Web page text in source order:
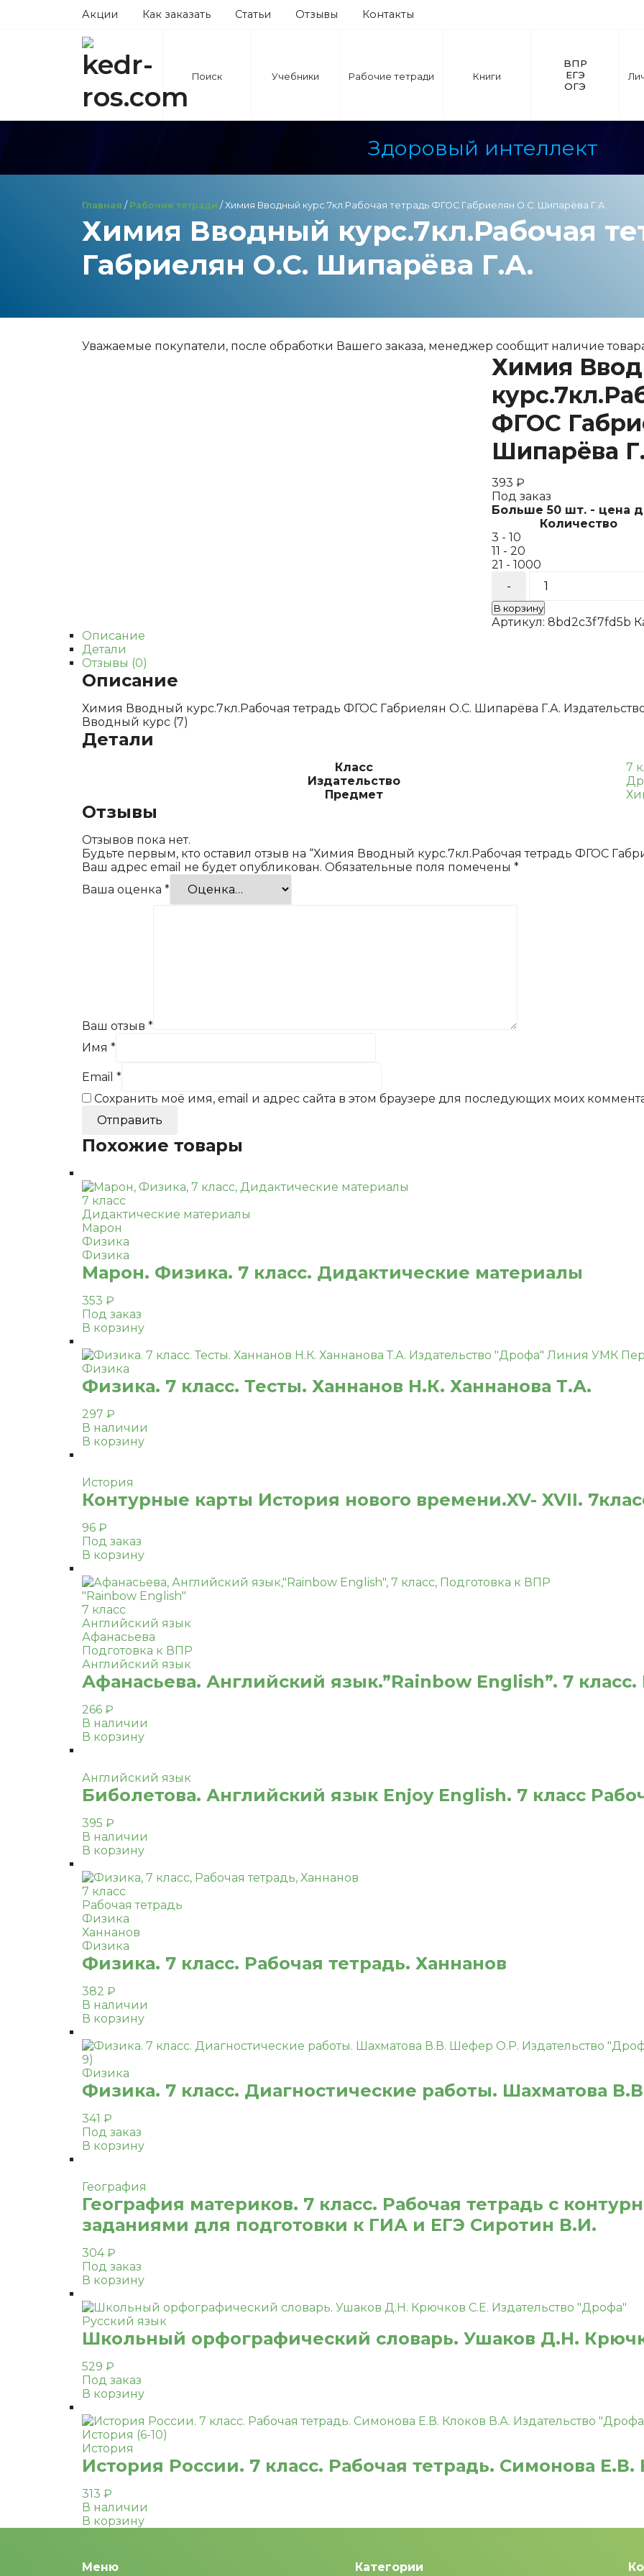
Акции Как заказать Статьи Отзывы Контакты
Поиск Учебники Рабочие тетради Книги
ВПР
ЕГЭ
ОГЭ
Здоровый интеллект
Главная / Рабочие тетради / Химия Вводный курс.7кл.Рабочая тетрадь ФГОС Габриелян О.С. Шипарёва Г.А.
Химия Вводный курс.7кл.Рабочая
Габриелян О.С. Шипарёва Г.А.
Уважаемые покупатели, после обработки Вашего заказа, менеджер сообщит наличие
Химия
ФГОС
Шипарёва
393 ₽
Под заказ
Больше 50 шт. - цена
Количество
3 - 10
11 - 20
21 - 1000
товара
Химия
Вводный
курс.7кл.Рабочая
Шипарёва
Г.А.
В корзину
Артикул: 8bd2c3f7fd5b
Описание
Детали
Отзывы (0)
Описание
Химия Вводный курс.7кл.Рабочая тетрадь ФГОС Габриелян О.С. Шипарёва Г.А.
Вводный курс (7)
Детали
Класс
7
Издательство
Предмет
Отзывы
Отзывов пока нет.
Будьте первым, кто оставил отзыв на “Химия Вводный курс.7кл.Рабочая тетрадь ФГОС
Ваш адрес email не будет опубликован. Обязательные поля помечены *
Ваша оценка *
Ваш отзыв *
Имя *
Email *
Сохранить моё имя, email и адрес сайта в этом браузере для последующих моих
Похожие товары
7 класс
Дидактические материалы
Марон
Физика
Физика
Марон. Физика. 7 класс. Дидактические материалы
353 ₽
Под заказ
В корзину
Физика
Физика. 7 класс. Тесты. Ханнанов Н.К. Ханнанова Т.А.
297 ₽
В наличии
В корзину
История
Контурные карты История нового времени.XV- XVII.
96 ₽
Под заказ
В корзину
"Rainbow English"
7 класс
Английский язык
Афанасьева
Подготовка к ВПР
Английский язык
Афанасьева. Английский язык.”Rainbow English”. 7
266 ₽
В наличии
В корзину
Английский язык
Биболетова. Английский язык Enjoy English. 7 класс
395 ₽
В наличии
В корзину
7 класс
Рабочая тетрадь
Физика
Ханнанов
Физика
Физика. 7 класс. Рабочая тетрадь. Ханнанов
382 ₽
В наличии
В корзину
Физика
Физика. 7 класс. Диагностические работы. Шахматова
341 ₽
Под заказ
В корзину
География
География материков. 7 класс. Рабочая тетрадь с
заданиями для подготовки к ГИА и ЕГЭ Сиротин В.И.
304₽
Под заказ
В корзину
Русский язык
Школьный орфографический словарь. Ушаков Д.Н.
529 ₽
Под заказ
В корзину
История
История России. 7 класс. Рабочая тетрадь. Симонова Е.В.
313 ₽
В наличии
В корзину
Меню Категории